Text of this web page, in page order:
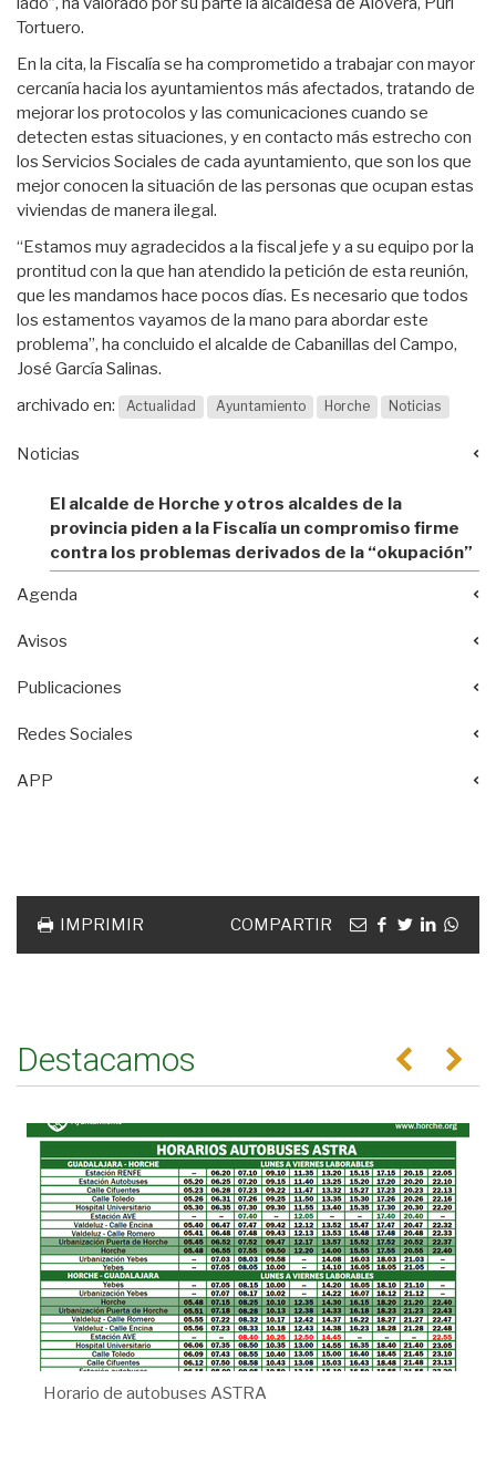
Tortuero.
En la cita, la Fiscalía se ha comprometido a trabajar con mayor
cercanía hacia los ayuntamientos más afectados, tratando de
mejorar los protocolos y las comunicaciones cuando se
detecten estas situaciones, y en contacto más estrecho con
los Servicios Sociales de cada ayuntamiento, que son los que
mejor conocen la situación de las personas que ocupan estas
viviendas de manera ilegal.
“Estamos muy agradecidos a la fiscal jefe y a su equipo por la
prontitud con la que han atendido la petición de esta reunión,
que les mandamos hace pocos días. Es necesario que todos
los estamentos vayamos de la mano para abordar este
problema”, ha concluido el alcalde de Cabanillas del Campo,
José García Salinas.
archivado en:
Actualidad Ayuntamiento Horche Noticias
Noticias
El alcalde de Horche y otros alcaldes de la
provincia piden a la Fiscalía un compromiso firme
contra los problemas derivados de la “okupación”
Agenda
Avisos
Publicaciones
Redes Sociales
APP
IMPRIMIR COMPARTIR Emailfacebook
twitterlinkedin
Destacamos Anterior
Horario de autobuses ASTRA